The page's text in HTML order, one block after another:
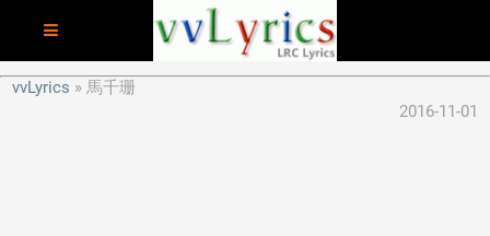
vvLyrics
馬千珊
2016-11-01